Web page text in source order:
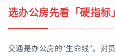
选办公房先看「硬指
交通是办公房的“生命线”。对